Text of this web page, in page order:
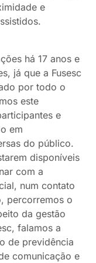
e
há 17 anos e
já que a Fusesc
por todo o
este
e
em
do público.
disponíveis
com a
num contato
percorremos o
da gestão
falamos a
de previdência
comunicação e